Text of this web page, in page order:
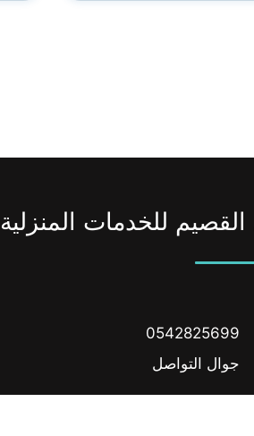
للخدمات المنزلية
0542825699
جوال التواصل